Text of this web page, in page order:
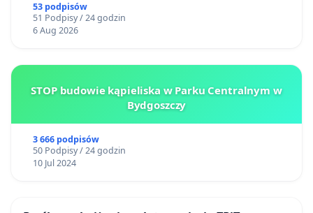
53 podpisów
51 Podpisy / 24 godzin
6 Aug 2026
STOP budowie kąpieliska w Parku Centralnym w
Bydgoszczy
3 666 podpisów
50 Podpisy / 24 godzin
10 Jul 2024